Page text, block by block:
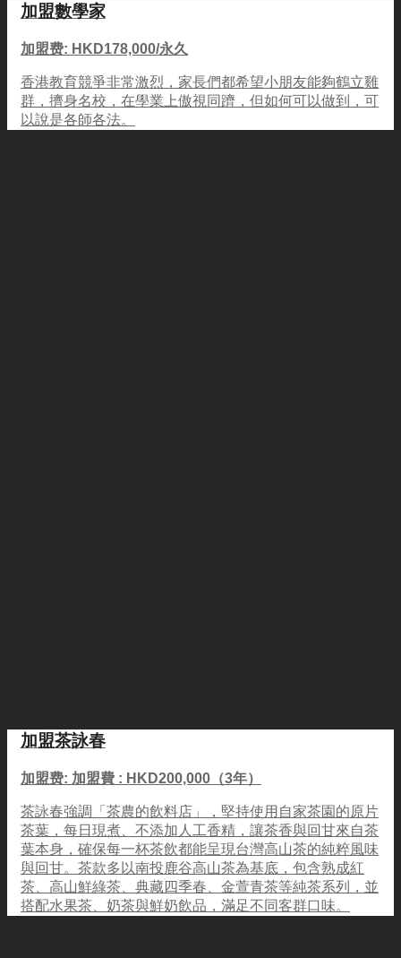
加盟數學家
加盟费: HKD178,000/永久
香港教育競爭非常激烈，家長們都希望小朋友能夠鶴立雞
群，擠身名校，在學業上傲視同躋，但如何可以做到，可
以說是各師各法。
加盟茶詠春
加盟费: 加盟費 : HKD200,000（3年）
茶詠春強調「茶農的飲料店」，堅持使用自家茶園的原片
茶葉，每日現煮、不添加人工香精，讓茶香與回甘來自茶
葉本身，確保每一杯茶飲都能呈現台灣高山茶的純粹風味
與回甘。茶款多以南投鹿谷高山茶為基底，包含熟成紅
茶、高山鮮綠茶、典藏四季春、金萱青茶等純茶系列，並
搭配水果茶、奶茶與鮮奶飲品，滿足不同客群口味。